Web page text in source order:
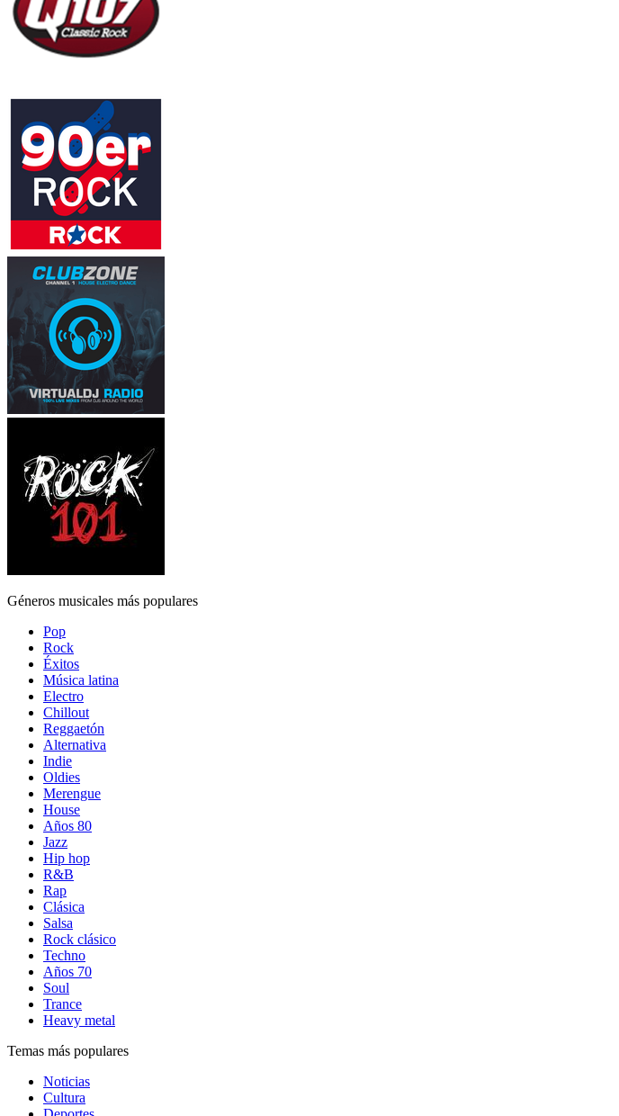
Géneros musicales más populares
Pop
Rock
Éxitos
Música latina
Electro
Chillout
Reggaetón
Alternativa
Indie
Oldies
Merengue
House
Años 80
Jazz
Hip hop
R&B
Rap
Clásica
Salsa
Rock clásico
Techno
Años 70
Soul
Trance
Heavy metal
Temas más populares
Noticias
Cultura